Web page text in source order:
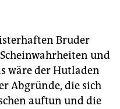
Bruder
und
wäre der Hutladen
Abgründe, die sich
auftun und die